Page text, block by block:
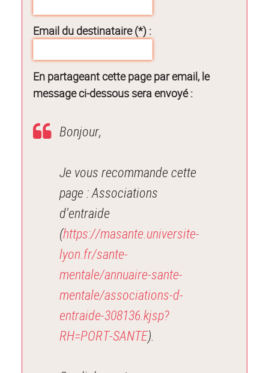
Email du destinataire (*) :
En partageant cette page par email, le
message ci-dessous sera envoyé :
Bonjour,
Je vous recommande cette
page : Associations
d'entraide
(https://masante.universite-
lyon.fr/sante-
mentale/annuaire-sante-
mentale/associations-d-
entraide-308136.kjsp?
RH=PORT-SANTE).